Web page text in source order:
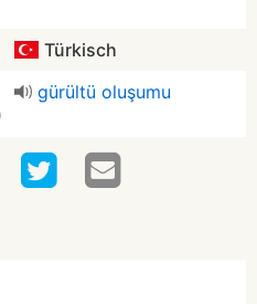
Türkisch
gürültü oluşumu